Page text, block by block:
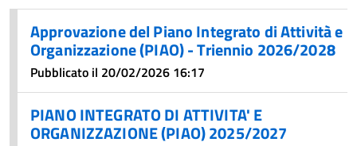
Approvazione del Piano Integrato di Attività e
Organizzazione (PIAO) - Triennio 2026/2028
Pubblicato il 20/02/2026 16:17
PIANO INTEGRATO DI ATTIVITA' E
ORGANIZZAZIONE (PIAO) 2025/2027